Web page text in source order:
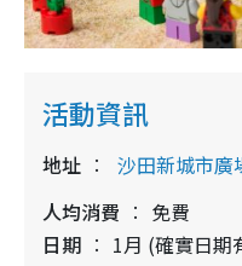
活動資訊
地址 沙田新城市廣
人均消費
免費
日期
1月 (確實日期